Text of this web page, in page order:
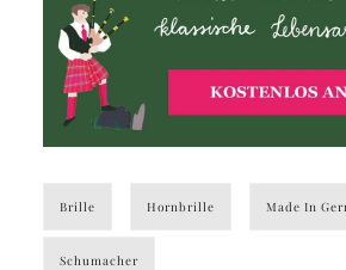
Brille Hornbrille Made In
Schumacher